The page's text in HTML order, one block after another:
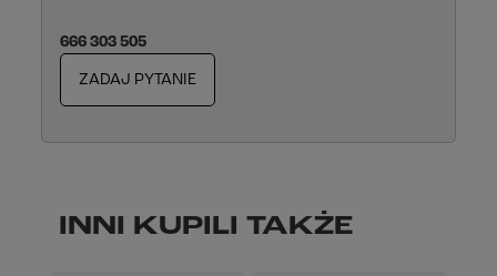
666 303 505
ZADAJ PYTANIE
INNI KUPILI TAKŻE